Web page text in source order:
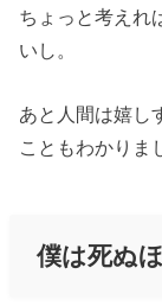
ちょっと考えれ
いし。
あと人間は嬉し
こともわかりま
僕は死ぬ